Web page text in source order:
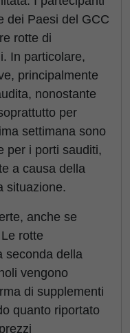
dei Paesi del GCC
rotte di
In particolare,
principalmente
nonostante
per
settimana sono
per i porti sauditi,
a causa della
situazione.
anche se
rotte
seconda della
vengono
di supplementi
quanto riportato